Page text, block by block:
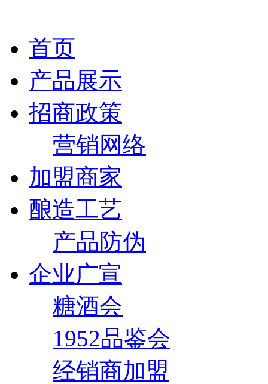
首页
产品展示
招商政策
营销网络
加盟商家
酿造工艺
产品防伪
企业广宣
糖酒会
1952品鉴会
经销商加盟